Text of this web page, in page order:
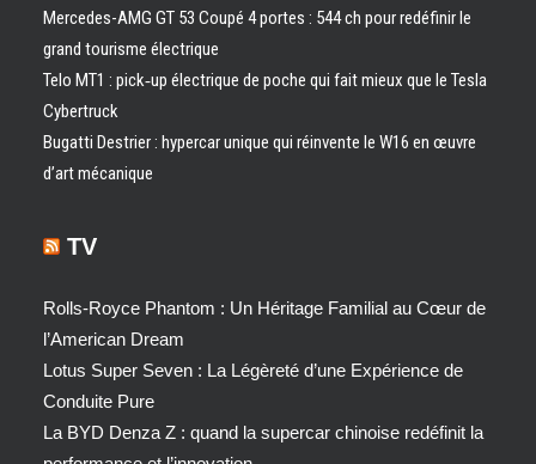
Mercedes-AMG GT 53 Coupé 4 portes : 544 ch pour redéfinir le
grand tourisme électrique
Telo MT1 : pick‑up électrique de poche qui fait mieux que le Tesla
Cybertruck
Bugatti Destrier : hypercar unique qui réinvente le W16 en œuvre
d’art mécanique
TV
Rolls-Royce Phantom : Un Héritage Familial au Cœur de
l’American Dream
Lotus Super Seven : La Légèreté d’une Expérience de
Conduite Pure
La BYD Denza Z : quand la supercar chinoise redéfinit la